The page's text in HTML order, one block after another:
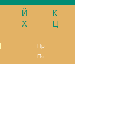
Й
К
Х
Ц
Пр
Пя